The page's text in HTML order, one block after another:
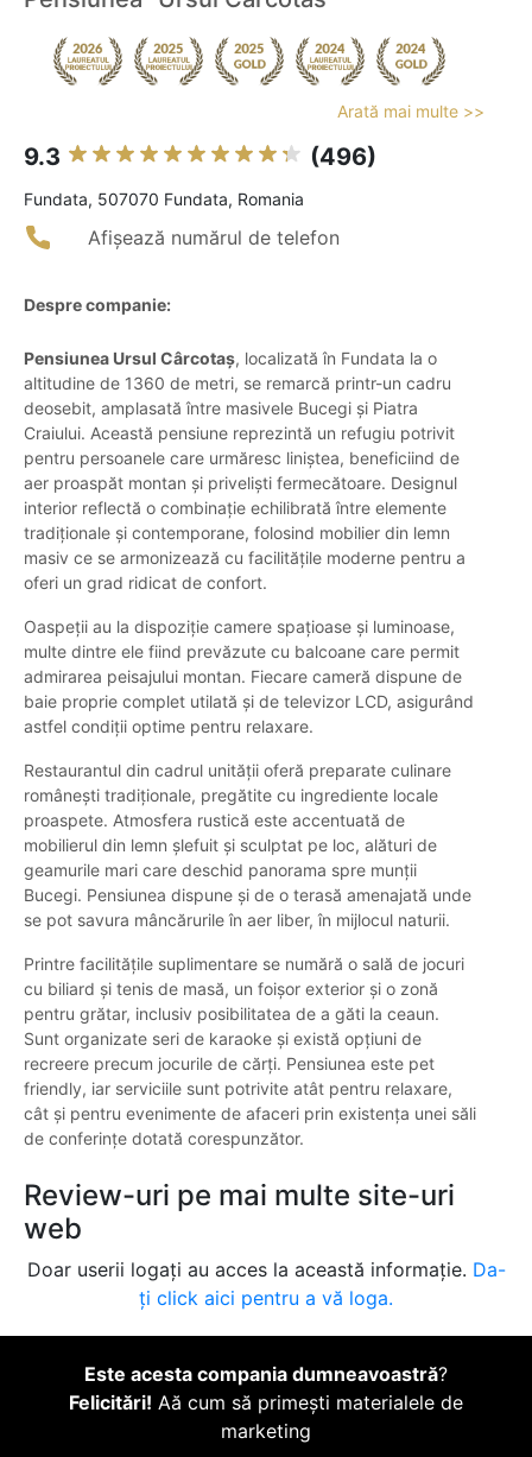
Arată mai multe >>
9.3 (496)
Fundata, 507070 Fundata, Romania
Afișează numărul de telefon
Despre companie:
Pensiunea Ursul Cârcotaș, localizată în Fundata la o
altitudine de 1360 de metri, se remarcă printr-un cadru
deosebit, amplasată între masivele Bucegi și Piatra
Craiului. Această pensiune reprezintă un refugiu potrivit
pentru persoanele care urmăresc liniștea, beneficiind de
aer proaspăt montan și priveliști fermecătoare. Designul
interior reflectă o combinație echilibrată între elemente
tradiționale și contemporane, folosind mobilier din lemn
masiv ce se armonizează cu facilitățile moderne pentru a
oferi un grad ridicat de confort.
Oaspeții au la dispoziție camere spațioase și luminoase,
multe dintre ele fiind prevăzute cu balcoane care permit
admirarea peisajului montan. Fiecare cameră dispune de
baie proprie complet utilată și de televizor LCD, asigurând
astfel condiții optime pentru relaxare.
Restaurantul din cadrul unității oferă preparate culinare
românești tradiționale, pregătite cu ingrediente locale
proaspete. Atmosfera rustică este accentuată de
mobilierul din lemn șlefuit și sculptat pe loc, alături de
geamurile mari care deschid panorama spre munții
Bucegi. Pensiunea dispune și de o terasă amenajată unde
se pot savura mâncărurile în aer liber, în mijlocul naturii.
Printre facilitățile suplimentare se numără o sală de jocuri
cu biliard și tenis de masă, un foișor exterior și o zonă
pentru grătar, inclusiv posibilitatea de a găti la ceaun.
Sunt organizate seri de karaoke și există opțiuni de
recreere precum jocurile de cărți. Pensiunea este pet
friendly, iar serviciile sunt potrivite atât pentru relaxare,
cât și pentru evenimente de afaceri prin existența unei săli
de conferințe dotată corespunzător.
Review-uri pe mai multe site-uri
web
Doar userii logați au acces la această informație. Da-
ți click aici pentru a vă loga.
Este acesta compania dumneavoastră?
Felicitări! Aă cum să primești materialele de
marketing